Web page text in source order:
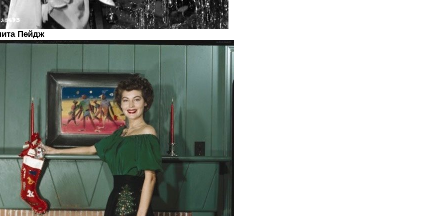
Пейдж